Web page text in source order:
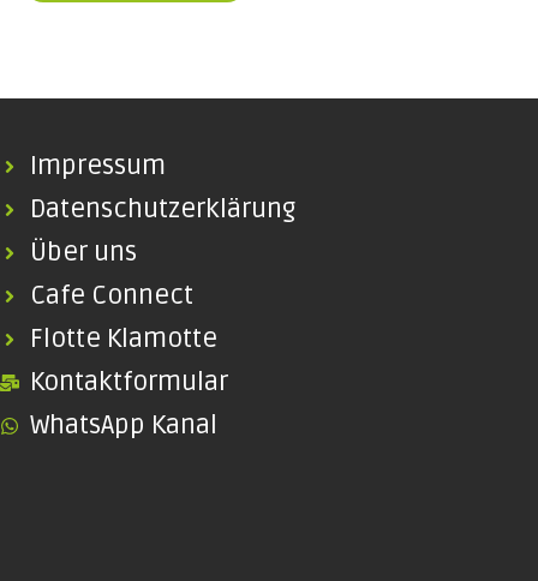
Impressum
Datenschutzerklärung
Über uns
Cafe Connect
Flotte Klamotte
Kontaktformular
WhatsApp Kanal